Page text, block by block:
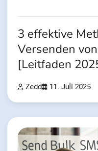
3 effektive
Versenden
[Leitfaden
Zedd 11. Juli 2025